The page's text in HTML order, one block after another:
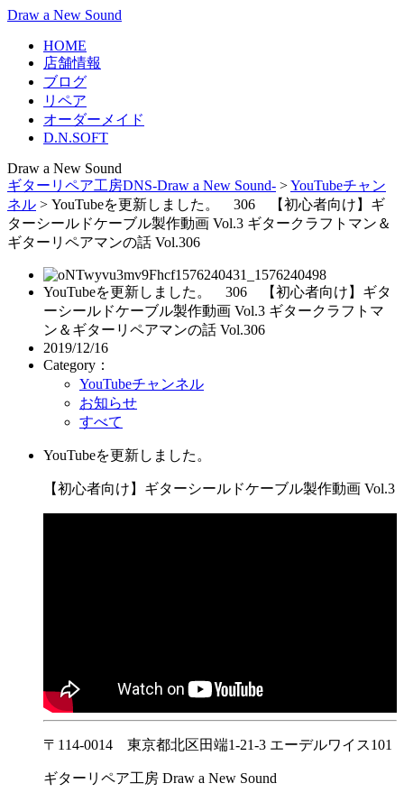
Draw a New Sound
HOME
店舗情報
ブログ
リペア
オーダーメイド
D.N.SOFT
Draw a New Sound
ギターリペア工房DNS-Draw a New Sound- >YouTubeチャン
ネル > YouTubeを更新しました。 306 【初心者向け】ギ
ターシールドケーブル製作動画 Vol.3 ギタークラフトマン＆
ギターリペアマンの話 Vol.306
YouTubeを更新しました。 306 【初心者向け】ギタ
ーシールドケーブル製作動画 Vol.3 ギタークラフトマ
ン＆ギターリペアマンの話 Vol.306
2019/12/16
Category：
YouTubeチャンネル
お知らせ
すべて
YouTubeを更新しました。
【初心者向け】ギターシールドケーブル製作動画 Vol.3
〒114-0014 東京都北区田端1-21-3 エーデルワイス101
ギターリペア工房 Draw a New Sound